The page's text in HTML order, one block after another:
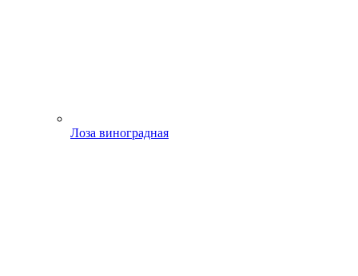
Лоза виноградная